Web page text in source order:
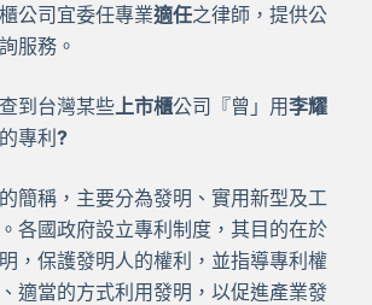
公司宜委任專業適任之律師，提供公
服務。
到台灣某些上市櫃公司『曾」用李耀
專利?
簡稱，主要分為發明、實用新型及工
各國政府設立專利制度，其目的在於
，保護發明人的權利，並指導專利權
適當的方式利用發明，以促進產業發